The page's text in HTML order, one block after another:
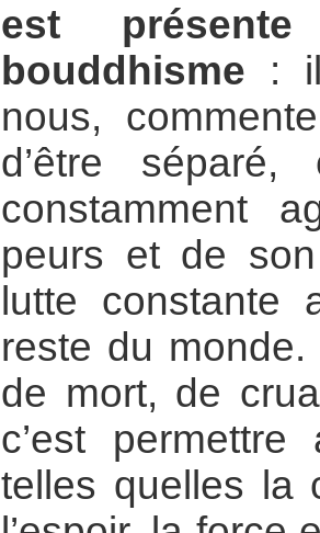
est
bouddhisme :
nous,
d’être
constamment
peurs et de son
lutte constante
reste du
de mort, de
c’est
telles quelles la